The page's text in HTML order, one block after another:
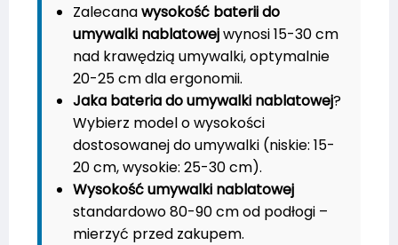
Zalecanawysokość baterii do
umywalki nablatowejwynosi 15-30 cm
nad krawędzią umywalki, optymalnie
20-25 cm dla ergonomii.
Jaka bateria do umywalki nablatowej?
Wybierz model o wysokości
dostosowanej do umywalki (niskie: 15-
20 cm, wysokie: 25-30 cm).
Wysokość umywalki nablatowej
standardowo 80-90 cm od podłogi –
mierzyć przed zakupem.